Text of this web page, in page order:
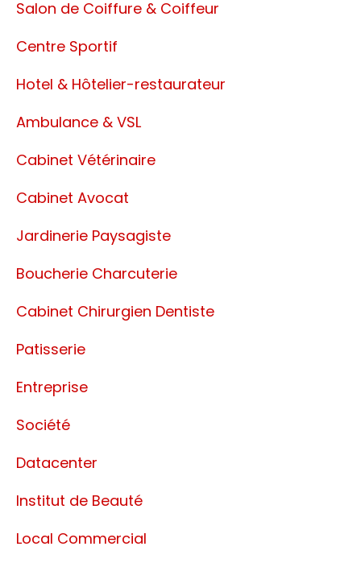
Salon de Coiffure & Coiffeur
Centre Sportif
Hotel & Hôtelier-restaurateur
Ambulance & VSL
Cabinet Vétérinaire
Cabinet Avocat
Jardinerie Paysagiste
Boucherie Charcuterie
Cabinet Chirurgien Dentiste
Patisserie
Entreprise
Société
Datacenter
Institut de Beauté
Local Commercial